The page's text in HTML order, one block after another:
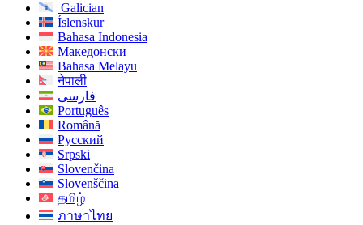
Galician
Íslenskur
Bahasa Indonesia
Македонски
Bahasa Melayu
नेपाली
فارسی
Português
Română
Русский
Srpski
Slovenčina
Slovenščina
தமிழ்
ภาษาไทย